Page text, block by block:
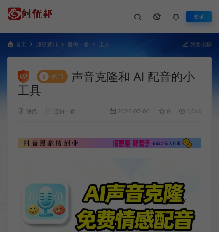
登录
首页 超级资讯 值得一看 正文 我要投稿
# 热门
声音克隆和 AI 配音的小
工具
创优 值得一看 2026-07-06 0 1,044